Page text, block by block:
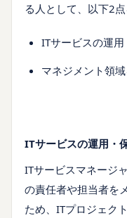
る人として、以下2点
ITサービスの運
マネジメント領
ITサービスの運用・
ITサービスマネージ
の責任者や担当者を
ため、ITプロジェク